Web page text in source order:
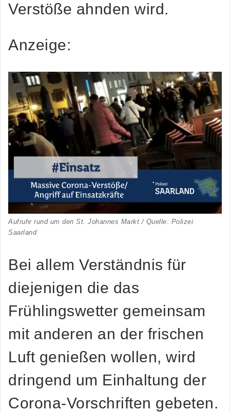
Verstöße ahnden wird.
Anzeige:
Aufruhr rund um den St. Johannes Markt / Quelle: Polizei
Saarland
Bei allem Verständnis für
diejenigen die das
Frühlingswetter gemeinsam
mit anderen an der frischen
Luft genießen wollen, wird
dringend um Einhaltung der
Corona-Vorschriften gebeten.